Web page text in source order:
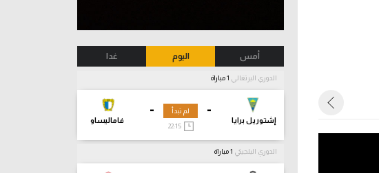
أمس اليوم غدا
الدوري البرتغالي
-
إشتوريل برايا
-
فاماليساو
لم تبدأ
22:15
الدوري البلجيكي